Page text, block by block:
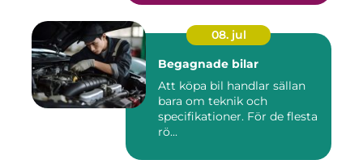
08. jul
Begagnade bilar
Att köpa bil handlar sällan
bara om teknik och
specifikationer. För de flesta
rö...